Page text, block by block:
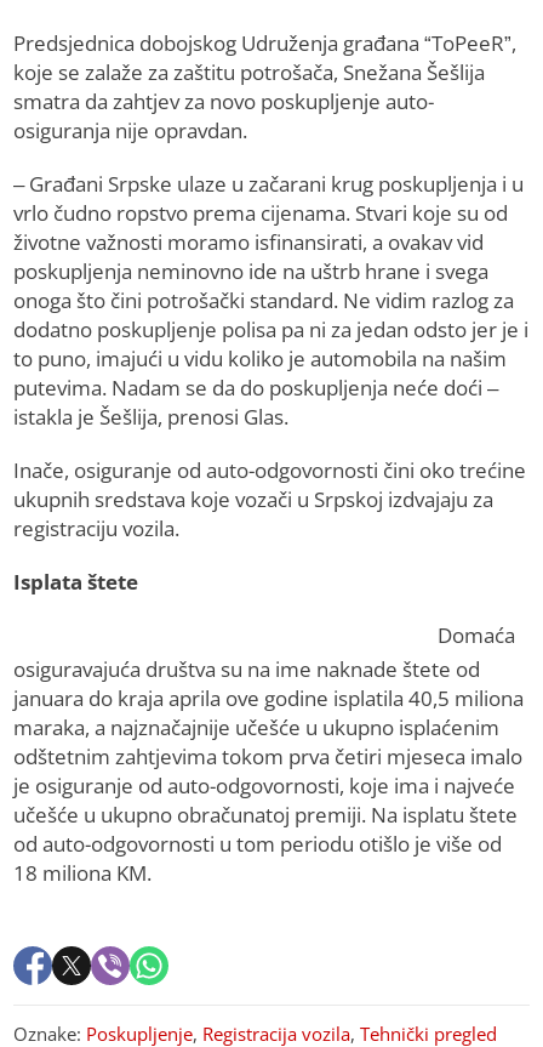
Predsjednica dobojskog Udruženja građana “ToPeeR”,
koje se zalaže za zaštitu potrošača, Snežana Šešlija
smatra da zahtjev za novo poskupljenje auto-
osiguranja nije opravdan.
– Građani Srpske ulaze u začarani krug poskupljenja i u
vrlo čudno ropstvo prema cijenama. Stvari koje su od
životne važnosti moramo isfinansirati, a ovakav vid
poskupljenja neminovno ide na uštrb hrane i svega
onoga što čini potrošački standard. Ne vidim razlog za
dodatno poskupljenje polisa pa ni za jedan odsto jer je i
to puno, imajući u vidu koliko je automobila na našim
putevima. Nadam se da do poskupljenja neće doći –
istakla je Šešlija, prenosi Glas.
Inače, osiguranje od auto-odgovornosti čini oko trećine
ukupnih sredstava koje vozači u Srpskoj izdvajaju za
registraciju vozila.
Isplata štete
Domaća
osiguravajuća društva su na ime naknade štete od
januara do kraja aprila ove godine isplatila 40,5 miliona
maraka, a najznačajnije učešće u ukupno isplaćenim
odštetnim zahtjevima tokom prva četiri mjeseca imalo
je osiguranje od auto-odgovornosti, koje ima i najveće
učešće u ukupno obračunatoj premiji. Na isplatu štete
od auto-odgovornosti u tom periodu otišlo je više od
18 miliona KM.
Oznake: Poskupljenje, Registracija vozila,Tehnički pregled